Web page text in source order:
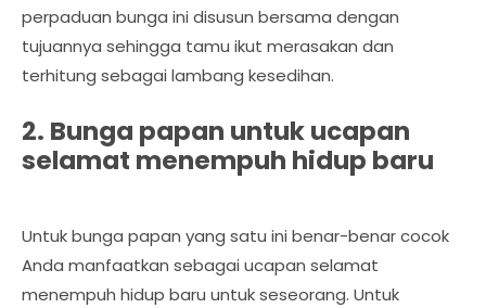
perpaduan bunga ini disusun bersama dengan
tujuannya sehingga tamu ikut merasakan dan
terhitung sebagai lambang kesedihan.
2. Bunga papan untuk ucapan
selamat menempuh hidup baru
Untuk bunga papan yang satu ini benar-benar cocok
Anda manfaatkan sebagai ucapan selamat
menempuh hidup baru untuk seseorang. Untuk